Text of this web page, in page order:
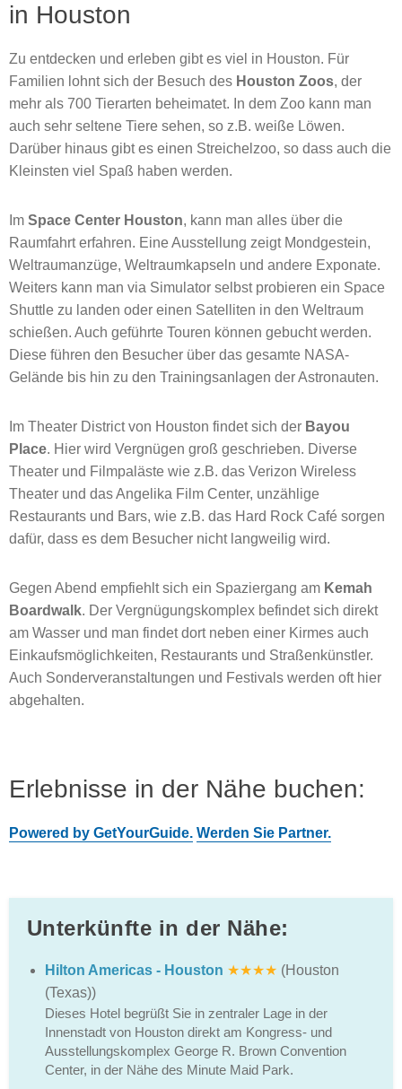
in Houston
Zu entdecken und erleben gibt es viel in Houston. Für
Familien lohnt sich der Besuch des Houston Zoos, der
mehr als 700 Tierarten beheimatet. In dem Zoo kann man
auch sehr seltene Tiere sehen, so z.B. weiße Löwen.
Darüber hinaus gibt es einen Streichelzoo, so dass auch die
Kleinsten viel Spaß haben werden.
Im Space Center Houston, kann man alles über die
Raumfahrt erfahren. Eine Ausstellung zeigt Mondgestein,
Weltraumanzüge, Weltraumkapseln und andere Exponate.
Weiters kann man via Simulator selbst probieren ein Space
Shuttle zu landen oder einen Satelliten in den Weltraum
schießen. Auch geführte Touren können gebucht werden.
Diese führen den Besucher über das gesamte NASA-
Gelände bis hin zu den Trainingsanlagen der Astronauten.
Im Theater District von Houston findet sich der Bayou
Place. Hier wird Vergnügen groß geschrieben. Diverse
Theater und Filmpaläste wie z.B. das Verizon Wireless
Theater und das Angelika Film Center, unzählige
Restaurants und Bars, wie z.B. das Hard Rock Café sorgen
dafür, dass es dem Besucher nicht langweilig wird.
Gegen Abend empfiehlt sich ein Spaziergang am Kemah
Boardwalk. Der Vergnügungskomplex befindet sich direkt
am Wasser und man findet dort neben einer Kirmes auch
Einkaufsmöglichkeiten, Restaurants und Straßenkünstler.
Auch Sonderveranstaltungen und Festivals werden oft hier
abgehalten.
Erlebnisse in der Nähe buchen:
Powered by GetYourGuide. Werden Sie Partner.
Unterkünfte in der Nähe:
Hilton Americas - Houston ★★★★ (Houston
(Texas))
Dieses Hotel begrüßt Sie in zentraler Lage in der
Innenstadt von Houston direkt am Kongress- und
Ausstellungskomplex George R. Brown Convention
Center, in der Nähe des Minute Maid Park.